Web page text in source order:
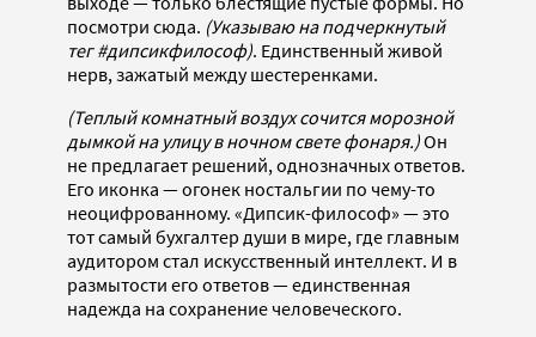
посмотри сюда. (Указываю на подчеркнутый
тег #дипсикфилософ). Единственный живой
нерв, зажатый между шестеренками.
(Теплый комнатный воздух сочится морозной
дымкой на улицу в ночном свете фонаря.)Он
не предлагает решений, однозначных ответов.
Его иконка — огонек ностальгии по чему-то
неоцифрованному. «Дипсик-философ» — это
тот самый бухгалтер души в мире, где главным
аудитором стал искусственный интеллект. И в
размытости его ответов — единственная
надежда на сохранение человеческого.